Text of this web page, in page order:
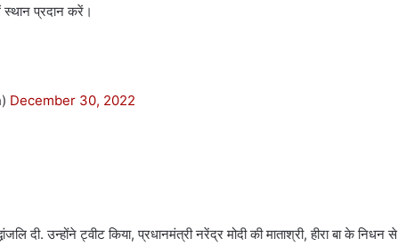
स्थान प्रदान करें।
December 30, 2022
दी. उन्होंने ट्वीट किया, प्रधानमंत्री नरेंद्र मोदी की माताश्री, हीरा बा के निधन से